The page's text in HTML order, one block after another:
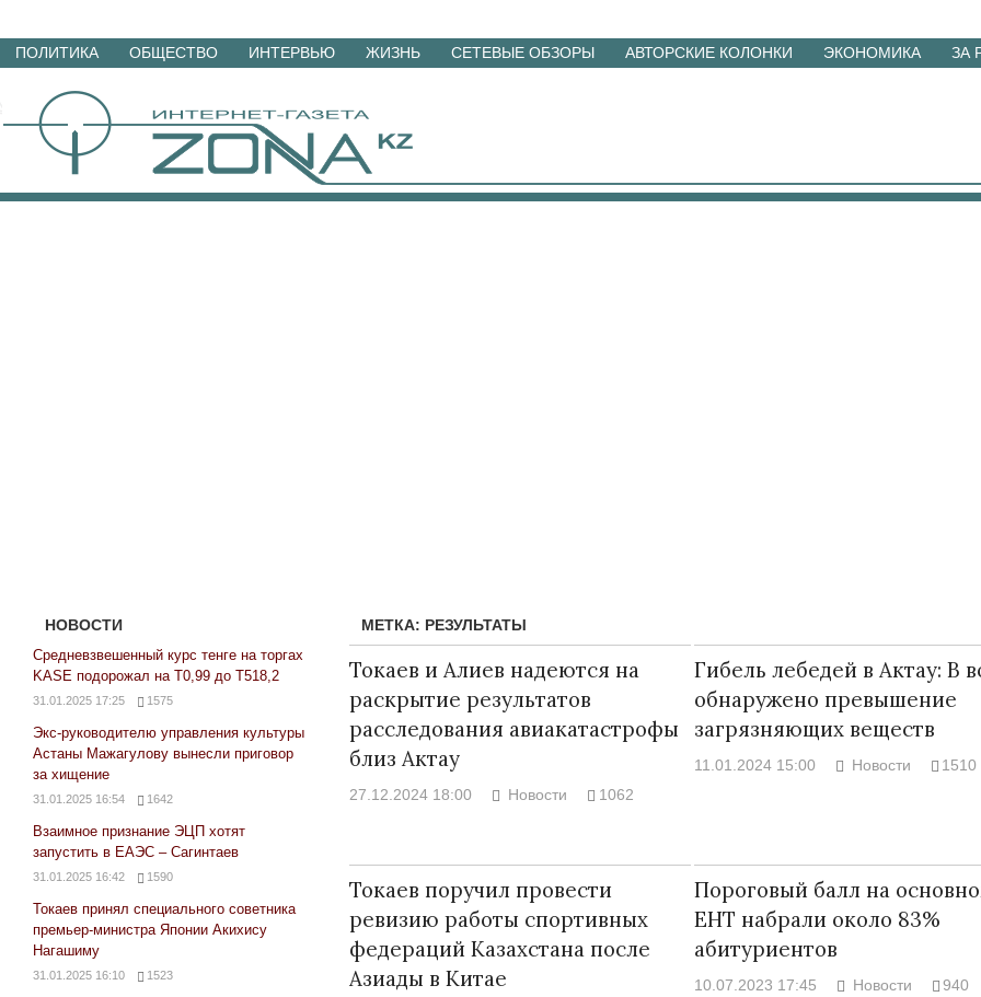
Перейти
материалам
ПОЛИТИКА ОБЩЕСТВО ИНТЕРВЬЮ ЖИЗНЬ СЕТЕВЫЕ ОБЗОРЫ АВТОРСКИЕ КОЛОНКИ ЭКОНОМИКА ЗА
МЕТКА: РЕЗУЛЬТАТЫ
Токаев и Алиев надеются на
раскрытие результатов
расследования авиакатастрофы
близ Актау
27.12.2024 18:00 Новости 1062
Гибель лебедей в Актау: В
обнаружено превышение
загрязняющих веществ
11.01.2024 15:00 Новости 1510
Токаев поручил провести
ревизию работы спортивных
федераций Казахстана после
Азиады в Китае
Пороговый балл на
ЕНТ набрали около 83%
абитуриентов
10.07.2023 17:45 Новости 940
НОВОСТИ
Средневзвешенный курс тенге на торгах
KASE подорожал на Т0,99 до Т518,2
31.01.2025 17:25 1575
Экс-руководителю управления культуры
Астаны Мажагулову вынесли приговор
за хищение
31.01.2025 16:54 1642
Взаимное признание ЭЦП хотят
запустить в ЕАЭС – Сагинтаев
31.01.2025 16:42 1590
Токаев принял специального советника
премьер-министра Японии Акихису
Нагашиму
31.01.2025 16:10 1523
17.10.2024 17:00